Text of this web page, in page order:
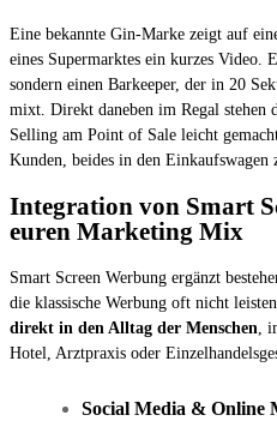
Eine bekannte Gin-Marke zeigt auf
eines Supermarktes ein kurzes Video.
sondern einen Barkeeper, der in 20
mixt. Direkt daneben im Regal stehen
Selling am Point of Sale leicht
Kunden, beides in den Einkaufswagen
Integration von Smart
euren Marketing Mix
Smart Screen Werbung ergänzt
die klassische Werbung oft nicht
direkt in den Alltag der Menschen,
Hotel, Arztpraxis oder
Social Media & Online